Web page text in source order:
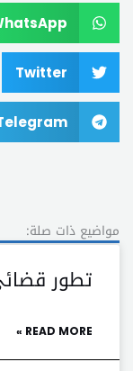
Twitter
مواضيع ذات صلة:
تطور
READ MORE »